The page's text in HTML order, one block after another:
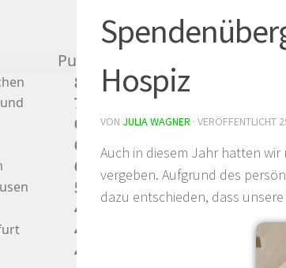
Hospiz
VON JULIA WAGNER · VERÖFFENTLICHT
Auch in diesem Jahr hatten
vergeben. Aufgrund des
dazu entschieden, dass
Punkte
89
73
65
62
61
59
47
44
43